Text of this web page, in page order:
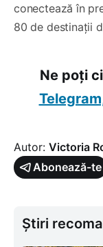
conectează în
80 de destinații
Ne poți
Autor: Victoria
Abonează-te
Știri